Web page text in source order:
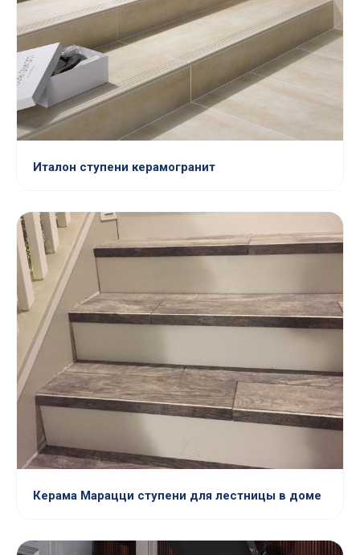
Италон ступени керамогранит
Керама Марацци ступени для лестницы в доме